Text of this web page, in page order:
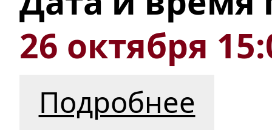
26 октября
Подробнее